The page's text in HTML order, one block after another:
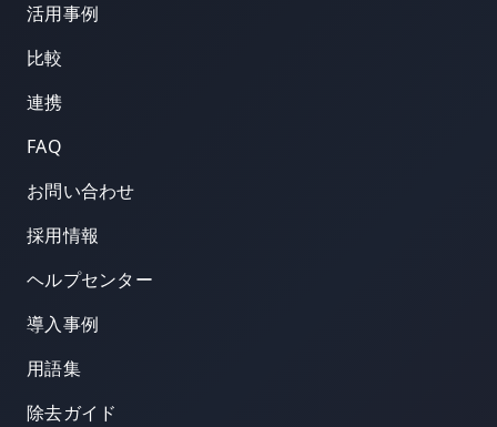
活用事例
比較
連携
FAQ
お問い合わせ
採用情報
ヘルプセンター
導入事例
用語集
除去ガイド